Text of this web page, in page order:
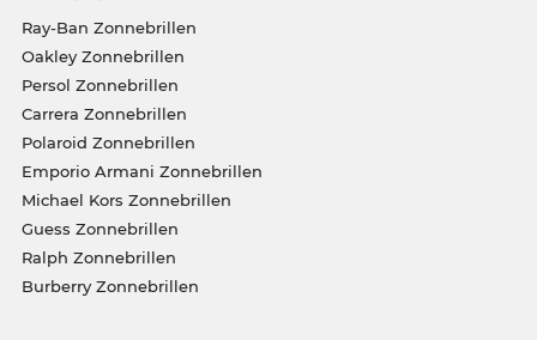
Ray-Ban Zonnebrillen
Oakley Zonnebrillen
Persol Zonnebrillen
Carrera Zonnebrillen
Polaroid Zonnebrillen
Emporio Armani Zonnebrillen
Michael Kors Zonnebrillen
Guess Zonnebrillen
Ralph Zonnebrillen
Burberry Zonnebrillen